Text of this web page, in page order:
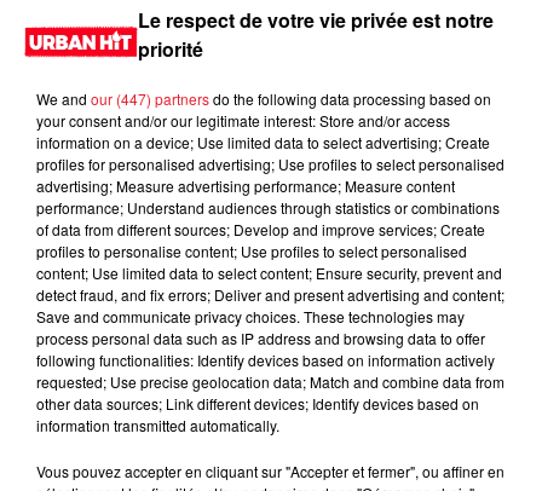
Cassie met fin à une ex-escorte
masculine dans sa bataille...
Des vitres tombent de la tour
Montparnasse : des désaccords
entre...
Incendies en Gironde : encore
plusieurs semaines avant
l'extinction...
Le respect de votre vie privée est notre
priorité
We and our (447) partnersdo the following data processing based on
your consent and/or our legitimate interest: Store and/or access
information on a device; Use limited data to select advertising; Create
profiles for personalised advertising; Use profiles to select personalised
advertising; Measure advertising performance; Measure content
performance; Understand audiences through statistics or combinations
of data from different sources; Develop and improve services; Create
profiles to personalise content; Use profiles to select personalised
content; Use limited data to select content; Ensure security, prevent and
detect fraud, and fix errors; Deliver and present advertising and content;
Save and communicate privacy choices. These technologies may
process personal data such as IP address and browsing data to offer
following functionalities: Identify devices based on information actively
requested; Use precise geolocation data; Match and combine data from
other data sources; Link different devices; Identify devices based on
information transmitted automatically.
Vous pouvez accepter en cliquant sur "Accepter et fermer", ou affiner en